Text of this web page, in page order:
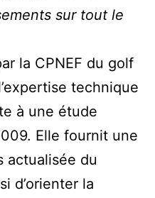
sur tout le
la CPNEF du golf
technique
à une étude
Elle fournit une
actualisée du
d’orienter la